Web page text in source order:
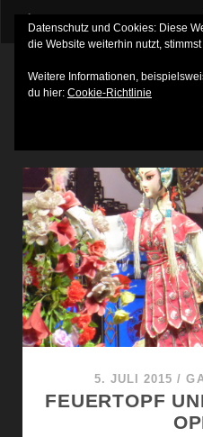
5. JULI 2015 /
FEUERTOPF
Datenschutz und Cookies: Diese
die Website weiterhin nutzt,
Weitere Informationen,
du hier: Cookie-Richtlinie